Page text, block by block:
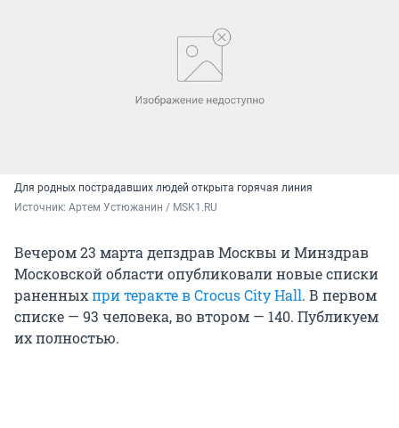
Для родных пострадавших людей открыта горячая линия
Источник: Артем Устюжанин / MSK1.RU
Вечером 23 марта депздрав Москвы и Минздрав
Московской области опубликовали новые списки
раненныхпри теракте в Crocus City Hall. В первом
списке — 93 человека, во втором — 140. Публикуем
их полностью.